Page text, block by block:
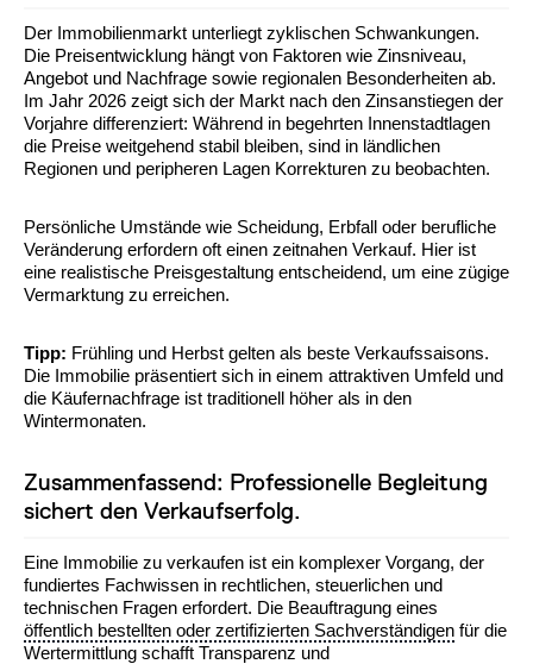
Der Immobilienmarkt unterliegt zyklischen Schwankungen.
Die Preisentwicklung hängt von Faktoren wie Zinsniveau,
Angebot und Nachfrage sowie regionalen Besonderheiten ab.
Im Jahr 2026 zeigt sich der Markt nach den Zinsanstiegen der
Vorjahre differenziert: Während in begehrten Innenstadtlagen
die Preise weitgehend stabil bleiben, sind in ländlichen
Regionen und peripheren Lagen Korrekturen zu beobachten.
Persönliche Umstände wie Scheidung, Erbfall oder berufliche
Veränderung erfordern oft einen zeitnahen Verkauf. Hier ist
eine realistische Preisgestaltung entscheidend, um eine zügige
Vermarktung zu erreichen.
Tipp: Frühling und Herbst gelten als beste Verkaufssaisons.
Die Immobilie präsentiert sich in einem attraktiven Umfeld und
die Käufernachfrage ist traditionell höher als in den
Wintermonaten.
Zusammenfassend: Professionelle Begleitung
sichert den Verkaufserfolg.
Eine Immobilie zu verkaufen ist ein komplexer Vorgang, der
fundiertes Fachwissen in rechtlichen, steuerlichen und
technischen Fragen erfordert. Die Beauftragung eines
öffentlich bestellten oder zertifizierten Sachverständigen für die
Wertermittlung schafft Transparenz und